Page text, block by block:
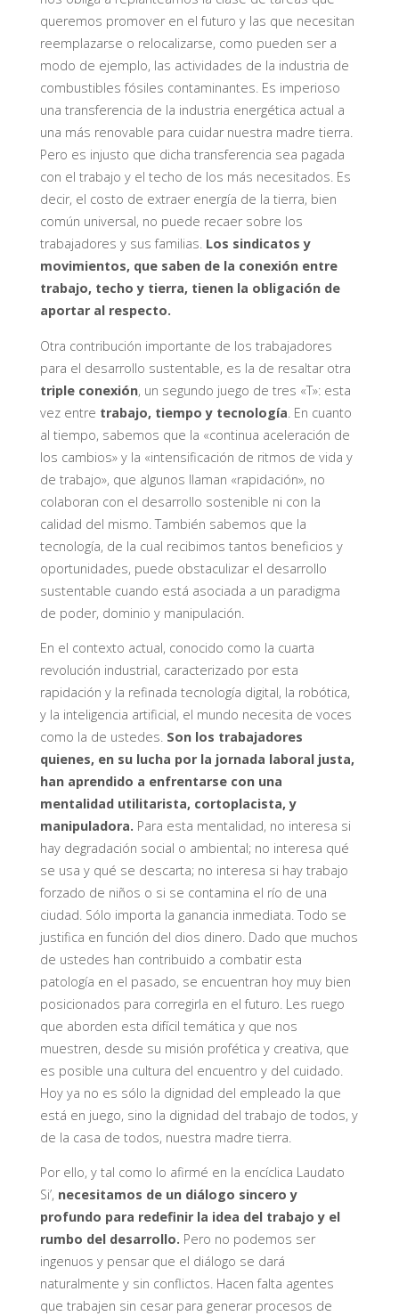
queremos promover en el futuro y las que necesitan
reemplazarse o relocalizarse, como pueden ser a
modo de ejemplo, las actividades de la industria de
combustibles fósiles contaminantes. Es imperioso
una transferencia de la industria energética actual a
una más renovable para cuidar nuestra madre tierra.
Pero es injusto que dicha transferencia sea pagada
con el trabajo y el techo de los más necesitados. Es
decir, el costo de extraer energía de la tierra, bien
común universal, no puede recaer sobre los
trabajadores y sus familias. Los sindicatos y
movimientos, que saben de la conexión entre
trabajo, techo y tierra, tienen la obligación de
aportar al respecto.
Otra contribución importante de los trabajadores
para el desarrollo sustentable, es la de resaltar otra
triple conexión, un segundo juego de tres «T»: esta
vez entre trabajo, tiempo y tecnología . En cuanto
al tiempo, sabemos que la «continua aceleración de
los cambios» y la «intensificación de ritmos de vida y
de trabajo», que algunos llaman «rapidación», no
colaboran con el desarrollo sostenible ni con la
calidad del mismo. También sabemos que la
tecnología, de la cual recibimos tantos beneficios y
oportunidades, puede obstaculizar el desarrollo
sustentable cuando está asociada a un paradigma
de poder, dominio y manipulación.
En el contexto actual, conocido como la cuarta
revolución industrial, caracterizado por esta
rapidación y la refinada tecnología digital, la robótica,
y la inteligencia artificial, el mundo necesita de voces
como la de ustedes. Son los trabajadores
quienes, en su lucha por la jornada laboral justa,
han aprendido a enfrentarse con una
mentalidad utilitarista, cortoplacista, y
manipuladora. Para esta mentalidad, no interesa si
hay degradación social o ambiental; no interesa qué
se usa y qué se descarta; no interesa si hay trabajo
forzado de niños o si se contamina el río de una
ciudad. Sólo importa la ganancia inmediata. Todo se
justifica en función del dios dinero. Dado que muchos
de ustedes han contribuido a combatir esta
patología en el pasado, se encuentran hoy muy bien
posicionados para corregirla en el futuro. Les ruego
que aborden esta difícil temática y que nos
muestren, desde su misión profética y creativa, que
es posible una cultura del encuentro y del cuidado.
Hoy ya no es sólo la dignidad del empleado la que
está en juego, sino la dignidad del trabajo de todos, y
de la casa de todos, nuestra madre tierra.
Por ello, y tal como lo afirmé en la encíclica Laudato
Si’, necesitamos de un diálogo sincero y
profundo para redefinir la idea del trabajo y el
rumbo del desarrollo. Pero no podemos ser
ingenuos y pensar que el diálogo se dará
naturalmente y sin conflictos. Hacen falta agentes
que trabajen sin cesar para generar procesos de